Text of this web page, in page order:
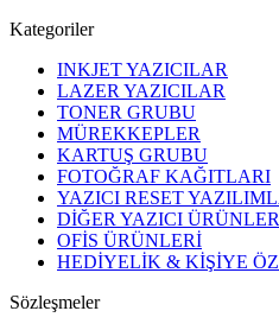
Kategoriler
INKJET YAZICILAR
LAZER YAZICILAR
TONER GRUBU
MÜREKKEPLER
KARTUŞ GRUBU
FOTOĞRAF KAĞITLARI
YAZICI RESET
DİĞER YAZICI
OFİS ÜRÜNLERİ
HEDİYELİK & KİŞİYE
Sözleşmeler